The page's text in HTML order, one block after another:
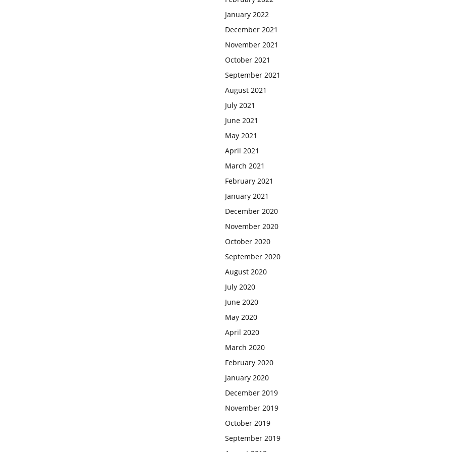
January 2022
December 2021
November 2021
October 2021
September 2021
August 2021
July 2021
June 2021
May 2021
April 2021
March 2021
February 2021
January 2021
December 2020
November 2020
October 2020
September 2020
August 2020
July 2020
June 2020
May 2020
April 2020
March 2020
February 2020
January 2020
December 2019
November 2019
October 2019
September 2019